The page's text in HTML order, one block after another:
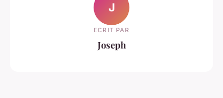
J
ECRIT PAR
Joseph